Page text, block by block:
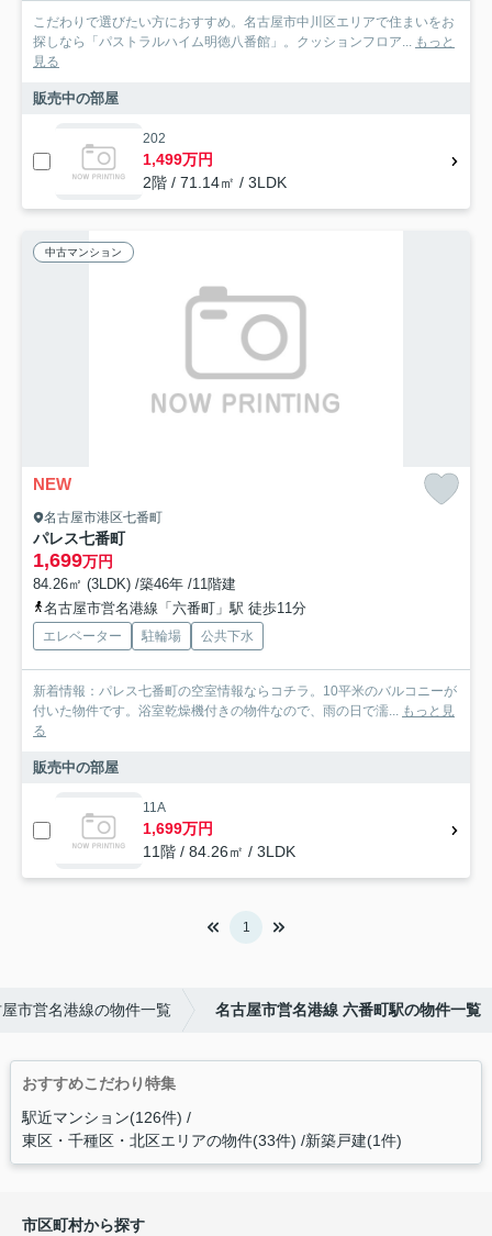
こだわりで選びたい方におすすめ。名古屋市中川区エリアで住まいをお
探しなら「パストラルハイム明徳八番館」。クッションフロア... もっと
見る
販売中の部屋
202
1,499万円
2階 / 71.14㎡ / 3LDK
中古マンション
NEW
名古屋市港区七番町
パレス七番町
1,699万円
84.26㎡ (3LDK) /築46年 /11階建
名古屋市営名港線「六番町」駅 徒歩11分
エレベーター 駐輪場 公共下水
新着情報：パレス七番町の空室情報ならコチラ。10平米のバルコニーが
付いた物件です。浴室乾燥機付きの物件なので、雨の日で濡... もっと見
る
販売中の部屋
11A
1,699万円
11階 / 84.26㎡ / 3LDK
1
市営名港線の物件一覧 名古屋市営名港線 六番町駅の物件一覧
おすすめこだわり特集
駅近マンション(126件)
東区・千種区・北区エリアの物件(33件) 新築戸建(1件)
市区町村から探す